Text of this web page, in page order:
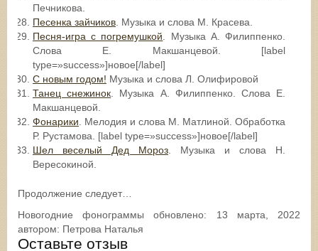
Печникова.
Песенка зайчиков . Музыка и слова М. Красева.
Песня-игра с погремушкой . Музыка А. Филиппенко.
Слова Е. Макшанцевой. [label
type=»success»]новое[/label]
С новым годом! Музыка и слова Л. Олифировой
Танец снежинок . Музыка А. Филиппенко. Слова Е.
Макшанцевой.
Фонарики . Мелодия и слова М. Матлиной. Обработка
Р. Рустамова. [label type=»success»]новое[/label]
Шел веселый Дед Мороз . Музыка и слова Н.
Вересокиной.
Продолжение следует…
Новогодние фонограммы обновлено: 13 марта, 2022
автором: Петрова Наталья
Оставьте отзыв